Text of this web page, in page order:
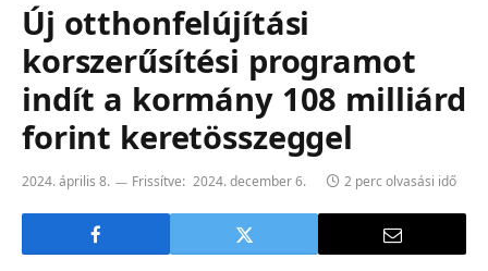
Új otthonfelújítási
korszerűsítési programot
indít a kormány 108 milliárd
forint keretösszeggel
2024. április 8. Frissítve: 2024. december 6. 2 perc olvasási idő